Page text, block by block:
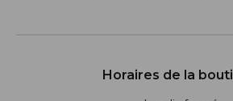
Horaires de la